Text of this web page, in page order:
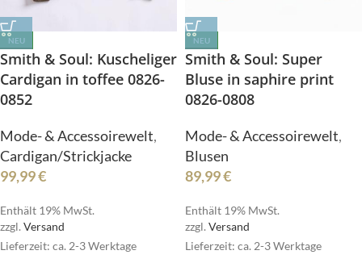
NEU
Smith & Soul: Kuscheliger
Cardigan in toffee 0826-
0852
Mode- & Accessoirewelt,
Cardigan/Strickjacke
99,99€
Enthält 19% MwSt.
zzgl. Versand
Lieferzeit: ca. 2-3 Werktage
NEU
Smith & Soul: Super
Bluse in saphire print
0826-0808
Mode- & Accessoirewelt,
Blusen
89,99€
Enthält 19% MwSt.
zzgl. Versand
Lieferzeit: ca. 2-3 Werktage